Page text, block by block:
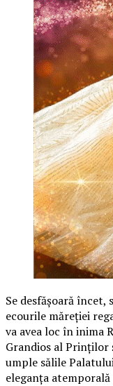
Se desfășoară
ecourile măreției
va avea loc în inima
Grandios al Prinților
umple sălile
eleganța